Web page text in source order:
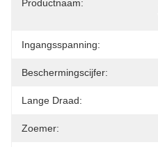
Productnaam:
Ingangsspanning:
Beschermingscijfer:
Lange Draad:
Zoemer: